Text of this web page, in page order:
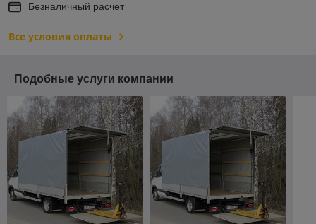
Безналичный расчет
Все условия оплаты
Подобные услуги компании